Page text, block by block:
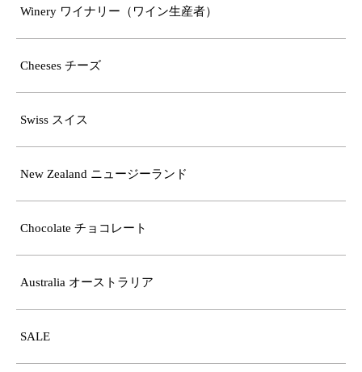
Winery ワイナリー（ワイン生産者）
Cheeses チーズ
Swiss スイス
New Zealand ニュージーランド
Chocolate チョコレート
Australia オーストラリア
SALE